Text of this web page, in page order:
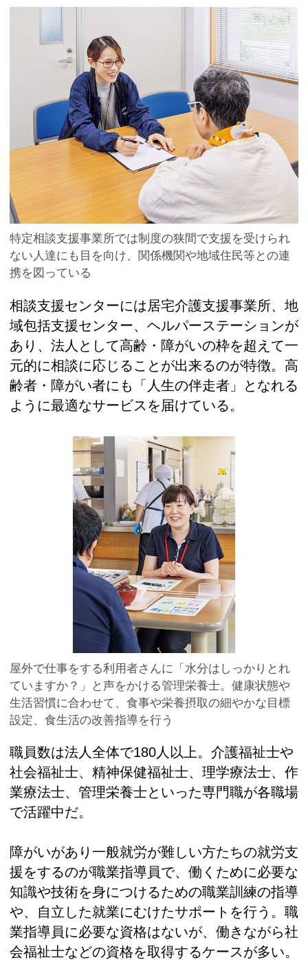
特定相談支援事業所では制度の狭間で支援を受けられ
ない人達にも目を向け、関係機関や地域住民等との連
携を図っている
相談支援センターには居宅介護支援事業所、地
域包括支援センター、ヘルパーステーションが
あり、法人として高齢・障がいの枠を超えて一
元的に相談に応じることが出来るのが特徴。高
齢者・障がい者にも「人生の伴走者」となれる
ように最適なサービスを届けている。
屋外で仕事をする利用者さんに「水分はしっかりとれ
ていますか？」と声をかける管理栄養士。健康状態や
生活習慣に合わせて、食事や栄養摂取の細やかな目標
設定、食生活の改善指導を行う
職員数は法人全体で180人以上。介護福祉士や
社会福祉士、精神保健福祉士、理学療法士、作
業療法士、管理栄養士といった専門職が各職場
で活躍中だ。
障がいがあり一般就労が難しい方たちの就労支
援をするのが職業指導員で、働くために必要な
知識や技術を身につけるための職業訓練の指導
や、自立した就業にむけたサポートを行う。職
業指導員に必要な資格はないが、働きながら社
会福祉士などの資格を取得するケースが多い。